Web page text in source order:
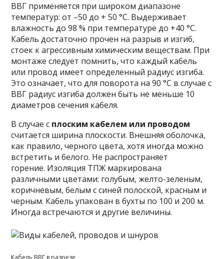
ВВГ применяется при широком диапазоне
температур: от –50 до + 50 °C. Выдерживает
влажность до 98 % при температуре до +40 °C.
Кабель достаточно прочен на разрыв и изгиб,
стоек к агрессивным химическим веществам. При
монтаже следует помнить, что каждый кабель
или провод имеет определенный радиус изгиба.
Это означает, что для поворота на 90 °C в случае с
ВВГ радиус изгиба должен быть не меньше 10
диаметров сечения кабеля.
В случае с плоским кабелем или проводом
считается ширина плоскости. Внешняя оболочка,
как правило, черного цвета, хотя иногда можно
встретить и белого. Не распространяет
горение. Изоляция ТПЖ маркирована
различными цветами: голубым, желто-зеленым,
коричневым, белым с синей полоской, красным и
черным. Кабель упакован в бухты по 100 и 200 м.
Иногда встречаются и другие величины.
Кабель ВВГ в разрезе